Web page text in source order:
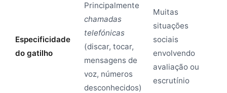
Especificidade
do gatilho
Principalmente
chamadas
telefónicas
(discar, tocar,
mensagens de
voz, números
desconhecidos)
Muitas
situações
sociais
envolvendo
avaliação ou
escrutínio